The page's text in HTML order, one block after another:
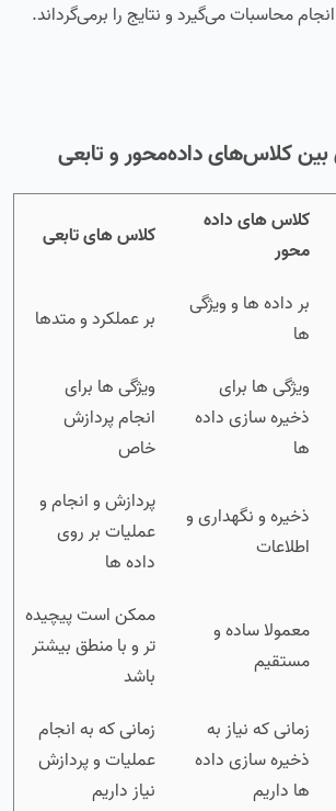
محاسبات می‌گیرد و نتایج را برمی‌گرداند.
کلاس‌های داده‌محور و تابعی
کلاس های داده
محور
کلاس های تابعی
بر داده ها و ویژگی
ها
بر عملکرد و متدها
ویژگی ها برای
ذخیره سازی داده
ها
ویژگی ها برای
انجام پردازش
خاص
ذخیره و نگهداری و
اطلاعات
پردازش و انجام و
عملیات بر روی
داده ها
معمولا ساده و
مستقیم
ممکن است پیچیده
تر و با منطق بیشتر
باشد
زمانی که نیاز به
ذخیره سازی داده
ها داریم
زمانی که به انجام
عملیات و پردازش
نیاز داریم